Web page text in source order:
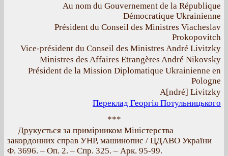
Au nom du Gouvernement de la République
Démocratique Ukrainienne
Président du Conseil des Ministres Viacheslav
Prokopovitch
Vice-président du Conseil des Ministres André Livitzky
Ministres des Affaires Etrangères André Nikovsky
Président de la Mission Diplomatique Ukrainienne en
Pologne
A[ndré] Livitzky
Переклад Георгія Потульницького
***
Друкується за примірником Міністерства
закордонних справ УНР, машинопис / ЦДАВО України
Ф. 3696. – Оп. 2. – Спр. 325. – Арк. 95-99.